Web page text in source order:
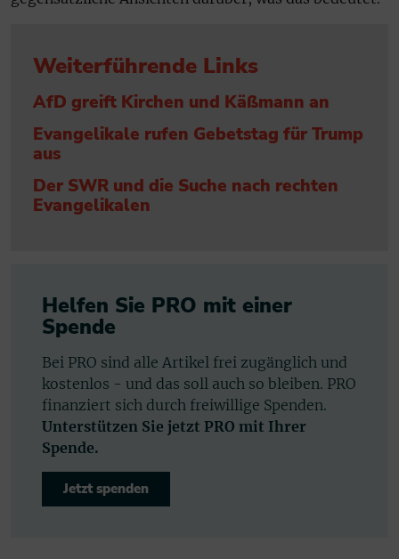
Weiterführende Links
AfD greift Kirchen und Käßmann an
Evangelikale rufen Gebetstag für Trump
aus
Der SWR und die Suche nach rechten
Evangelikalen
Helfen Sie PRO mit einer
Spende
Bei PRO sind alle Artikel frei zugänglich und
kostenlos - und das soll auch so bleiben. PRO
finanziert sich durch freiwillige Spenden.
Unterstützen Sie jetzt PRO mit Ihrer
Spende.
Jetzt spenden